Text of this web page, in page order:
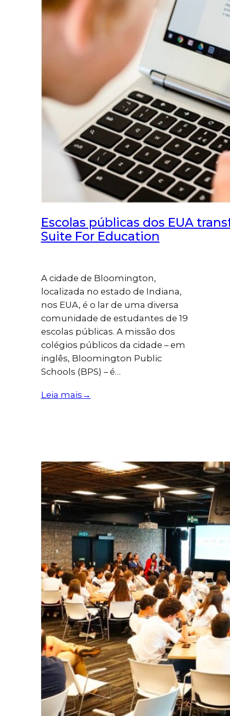
Escolas públicas dos EUA
Suite For Education
A cidade de Bloomington,
localizada no estado de Indiana,
nos EUA, é o lar de uma diversa
comunidade de estudantes de 19
escolas públicas. A missão dos
colégios públicos da cidade – em
inglês, Bloomington Public
Schools (BPS) – é…
Leia mais →